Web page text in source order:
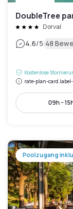
DoubleTree
Dorval
4.6/5|48
Kostenlose
rate-plan-
09h -
Poolzugang